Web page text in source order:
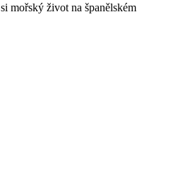
mořský život na španělském